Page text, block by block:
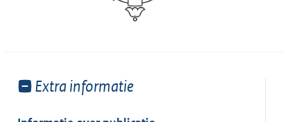
Toon
Extra informatie